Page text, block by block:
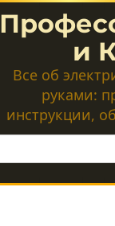
и
Все об
руками:
инструкции,